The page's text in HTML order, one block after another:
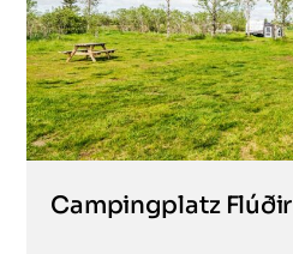
Campingplatz Flúðir